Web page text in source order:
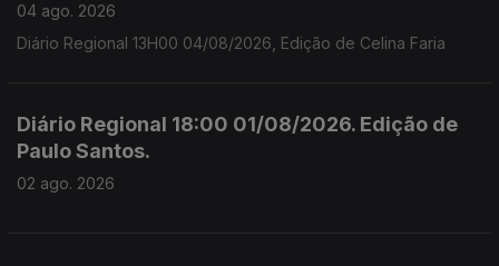
04 ago. 2026
Diário Regional 13H00 04/08/2026, Edição de Celina Faria
Diário Regional 18:00 01/08/2026. Edição de
Paulo Santos.
02 ago. 2026